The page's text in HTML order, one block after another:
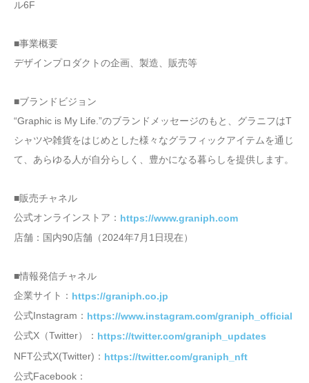
ル6F
■事業概要
デザインプロダクトの企画、製造、販売等
■ブランドビジョン
“Graphic is My Life.”のブランドメッセージのもと、グラニフはT
シャツや雑貨をはじめとした様々なグラフィックアイテムを通じ
て、あらゆる人が自分らしく、豊かになる暮らしを提供します。
■販売チャネル
公式オンラインストア： https://www.graniph.com
店舗：国内90店舗（2024年7月1日現在）
■情報発信チャネル
企業サイト： https://graniph.co.jp
公式Instagram： https://www.instagram.com/graniph_official
公式X（Twitter）： https://twitter.com/graniph_updates
NFT公式X(Twitter)： https://twitter.com/graniph_nft
公式Facebook：